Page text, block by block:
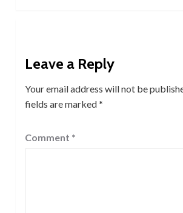
Leave a Reply
Your email address will not be
fields are marked*
Comment *